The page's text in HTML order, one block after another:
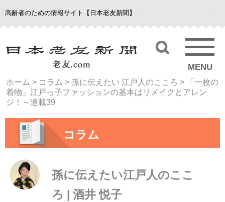
高齢者のための情報サイト【日本老友新聞】
MENU
ホーム > コラム > 孫に伝えたい 江戸人のこころ >
「一枚の
着物」江戸っ子ファッションの基本はリメイクとアレン
ジ！～連載39
コラム
孫に伝えたい江戸人のここ
ろ | 酒井 悦子